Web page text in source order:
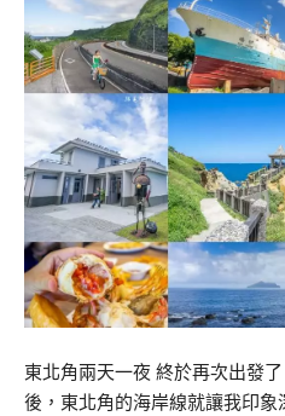
東北角兩天一夜 終於再次出發
後，東北角的海岸線就讓我印